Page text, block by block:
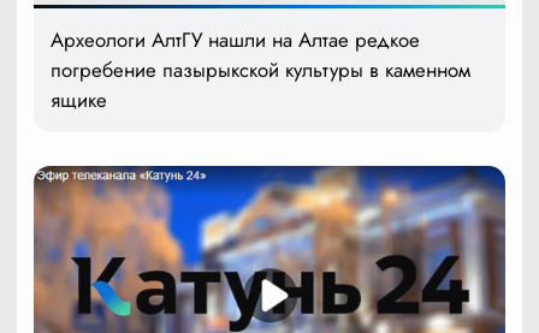
Археологи АлтГУ нашли на Алтае редкое
погребение пазырыкской культуры в каменном
ящике